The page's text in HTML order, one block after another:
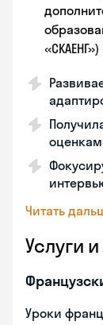
«СКАЕНГ»)
Читать
Услуги
Уроки